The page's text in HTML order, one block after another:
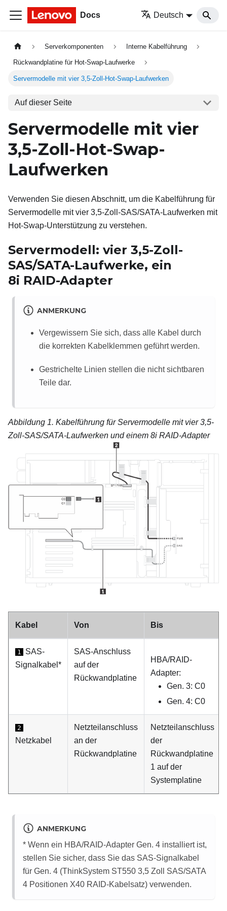
Docs Deutsch
Serverkomponenten Interne Kabelführung
Rückwandplatine für Hot-Swap-Laufwerke
Servermodelle mit vier 3,5-Zoll-Hot-Swap-Laufwerken
Auf dieser Seite
Servermodelle mit vier
3,5-Zoll-Hot-Swap-
Laufwerken
Verwenden Sie diesen Abschnitt, um die Kabelführung für
Servermodelle mit vier 3,5-Zoll-SAS/SATA-Laufwerken mit
Hot-Swap-Unterstützung zu verstehen.
Servermodell: vier 3,5-Zoll-
SAS/SATA-Laufwerke, ein
8i RAID-Adapter
ANMERKUNG
Vergewissern Sie sich, dass alle Kabel durch
die korrekten Kabelklemmen geführt werden.
Gestrichelte Linien stellen die nicht sichtbaren
Teile dar.
Abbildung 1. Kabelführung für Servermodelle mit vier 3,5-
Zoll-SAS/SATA-Laufwerken und einem 8i RAID-Adapter
Kabel Von Bis
1
SAS-
Signalkabel*
SAS-Anschluss
auf der
Rückwandplatine
HBA/RAID-
Adapter:
Gen. 3: C0
Gen. 4: C0
2
Netzkabel
Netzteilanschluss
an der
Rückwandplatine
Netzteilanschluss
der
Rückwandplatine
1 auf der
Systemplatine
ANMERKUNG
* Wenn ein HBA/RAID-Adapter Gen. 4 installiert ist,
stellen Sie sicher, dass Sie das SAS-Signalkabel
für Gen. 4 (ThinkSystem ST550 3,5 Zoll SAS/SATA
4 Positionen X40 RAID-Kabelsatz) verwenden.